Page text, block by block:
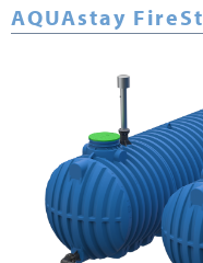
AQUAstay